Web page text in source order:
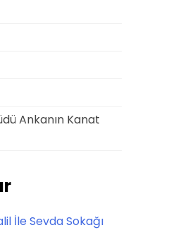
Ankanın Kanat
İle Sevda Sokağı